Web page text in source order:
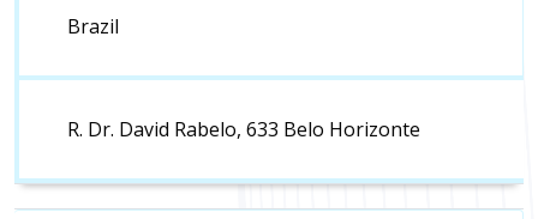
Brazil
R. Dr. David Rabelo, 633 Belo Horizonte